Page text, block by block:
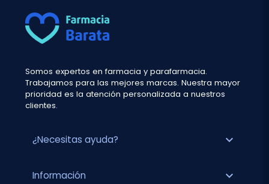
Somos expertos en farmacia y parafarmacia.
Trabajamos para las mejores marcas. Nuestra mayor
prioridad es la atención personalizada a nuestros
clientes.
¿Necesitas ayuda? expand_more
Información expand_more